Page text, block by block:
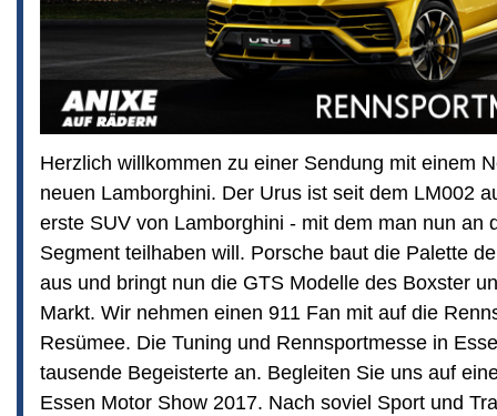
Herzlich willkommen zu einer Sendung mit einem
neuen Lamborghini. Der Urus ist seit dem LM002
erste SUV von Lamborghini - mit dem man nun an
Segment teilhaben will. Porsche baut die Palette
aus und bringt nun die GTS Modelle des Boxster
Markt. Wir nehmen einen 911 Fan mit auf die
Resümee. Die Tuning und Rennsportmesse in
tausende Begeisterte an. Begleiten Sie uns auf
Essen Motor Show 2017. Nach soviel Sport und